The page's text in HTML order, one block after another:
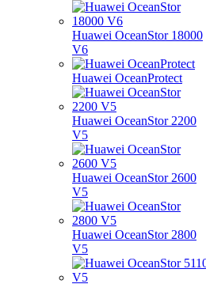
Huawei OceanStor 18000
V6
Huawei OceanProtect
Huawei OceanStor 2200
V5
Huawei OceanStor 2600
V5
Huawei OceanStor 2800
V5